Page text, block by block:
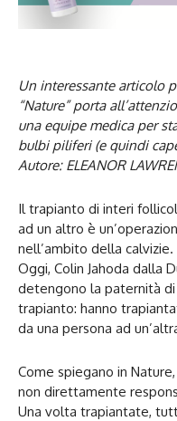
Un interessante articolo
“Nature” porta
una equipe medica per
bulbi piliferi (e quindi
Autore: ELEANOR
Il trapianto di interi
ad un altro è
nell’ambito della calvizie.
Oggi, Colin Jahoda dalla
detengono la paternità di
trapianto: hanno
da una persona ad
Come spiegano in
non direttamente
Una volta trapiantate,